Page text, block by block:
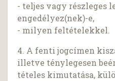
- teljes vagy részleges
engedélyez(nek)-e,
- milyen feltételekkel.
4. A fenti jogcímen
illetve ténylegesen
tételes kimutatása,